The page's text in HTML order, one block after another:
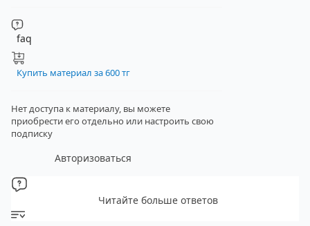
faq
Купить материал за 600 тг
Нет доступа к материалу, вы можете
приобрести его отдельно или настроить свою
подписку
Авторизоваться
Читайте больше ответов